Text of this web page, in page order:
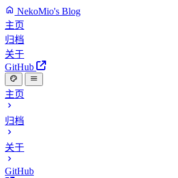
NekoMio's Blog
主页
归档
关于
GitHub
主页
归档
关于
GitHub